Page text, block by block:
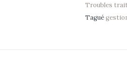
Troubles
Tagué